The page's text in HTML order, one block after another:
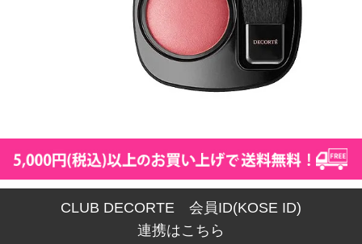
CLUB DECORTE 会員ID(KOSE ID)
連携はこちら